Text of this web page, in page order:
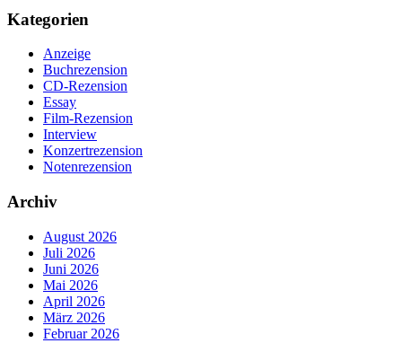
Kategorien
Anzeige
Buchrezension
CD-Rezension
Essay
Film-Rezension
Interview
Konzertrezension
Notenrezension
Archiv
August 2026
Juli 2026
Juni 2026
Mai 2026
April 2026
März 2026
Februar 2026